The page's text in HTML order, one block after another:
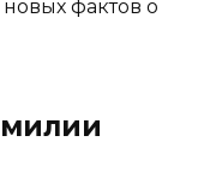
фактов о